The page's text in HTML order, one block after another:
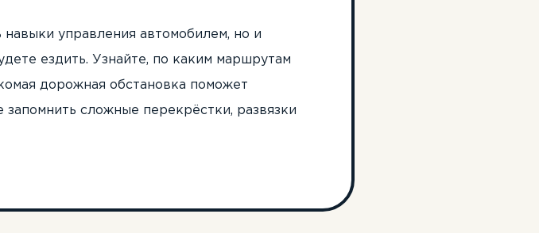
управления автомобилем, но и
ездить. Узнайте, по каким маршрутам
дорожная обстановка поможет
сложные перекрёстки, развязки